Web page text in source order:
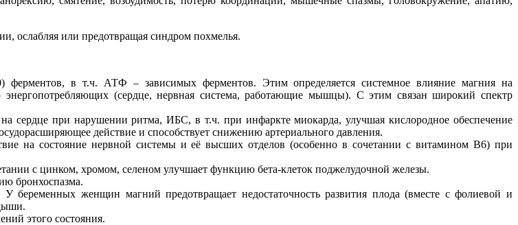
ослабляя или предотвращая синдром похмелья.
ферментов, в т.ч. АТФ – зависимых ферментов. Этим определяется системное влияние магния на
энергопотребляющих (сердце, нервная система, работающие мышцы). С этим связан широкий спектр
сердце при нарушении ритма, ИБС, в т.ч. при инфаркте миокарда, улучшая кислородное обеспечение
действие и способствует снижению артериального давления.
на состояние нервной системы и её высших отделов (особенно в сочетании с витамином В6) при
с цинком, хромом, селеном улучшает функцию бета-клеток поджелудочной железы.
бронхоспазма.
беременных женщин магний предотвращает недостаточность развития плода (вместе с фолиевой и
этого состояния.